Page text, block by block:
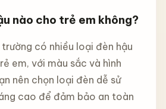
nào cho trẻ em không?
có nhiều loại đèn hậu
em, với màu sắc và hình
nên chọn loại đèn dễ sử
cao để đảm bảo an toàn